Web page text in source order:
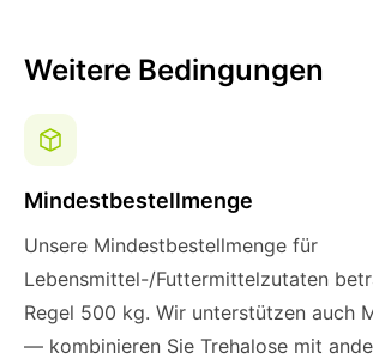
Weitere Bedingungen
Mindestbestellmenge
Unsere Mindestbestellmenge für
Lebensmittel-/Futtermittelzutaten
Regel 500 kg. Wir unterstützen auch
— kombinieren Sie Trehalose mit